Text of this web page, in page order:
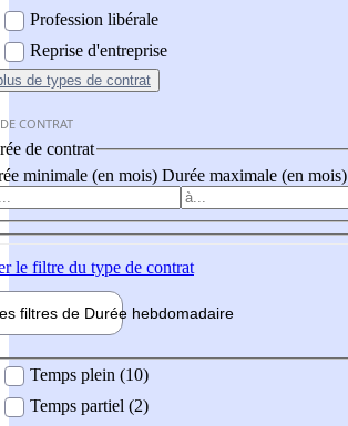
Profession libérale
Reprise d'entreprise
de types de contrat
CONTRAT
de contrat
minimale (en mois) Durée maximale (en mois)
le filtre du type de contrat
filtres de Durée hebdomadaire
Temps plein (10)
Temps partiel (2)